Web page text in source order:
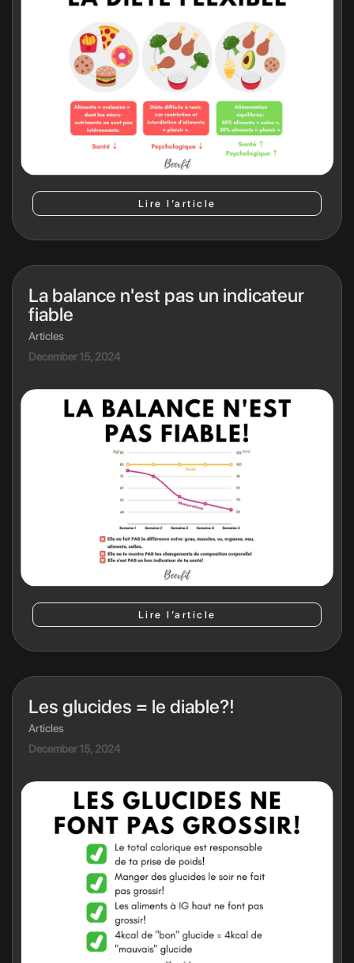
Lire l’article
La balance n'est pas un indicateur
fiable
Articles
December 15, 2024
Lire l’article
Les glucides = le diable?!
Articles
December 15, 2024